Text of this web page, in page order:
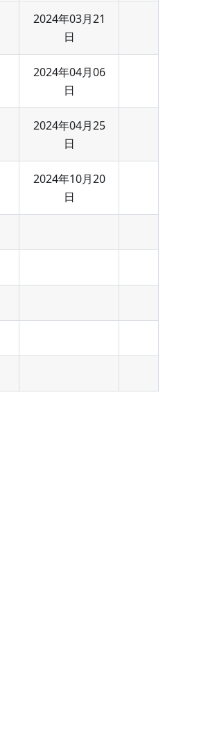
2024年03月21
日
2024年04月06
日
2024年04月25
日
2024年10月20
日